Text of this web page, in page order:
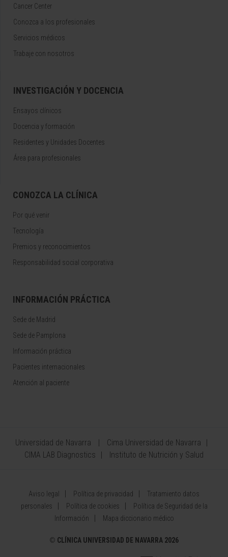
Cancer Center
Conozca a los profesionales
Servicios médicos
Trabaje con nosotros
INVESTIGACIÓN Y DOCENCIA
Ensayos clínicos
Docencia y formación
Residentes y Unidades Docentes
Área para profesionales
CONOZCA LA CLÍNICA
Por qué venir
Tecnología
Premios y reconocimientos
Responsabilidad social corporativa
INFORMACIÓN PRÁCTICA
Sede de Madrid
Sede de Pamplona
Información práctica
Pacientes internacionales
Atención al paciente
Universidad de Navarra
Cima Universidad de Navarra
CIMA LAB Diagnostics
Instituto de Nutrición y Salud
Aviso legal Política de privacidad
Tratamiento datos
personales
Política de cookies
Política de Seguridad de la
Información
Mapa diccionario médico
© CLÍNICA UNIVERSIDAD DE NAVARRA 2026